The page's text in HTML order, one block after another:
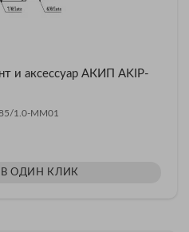
и аксессуар АКИП AKIP-
1.0-MM01
В ОДИН КЛИК